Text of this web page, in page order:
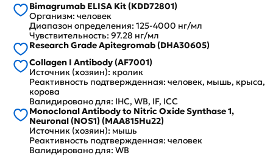
Bimagrumab ELISA Kit (KDD72801)
Организм: человек
Диапазон определения: 125-4000 нг/мл
Чувствительность: 97.28 нг/мл
Research Grade Apitegromab (DHA30605)
Collagen I Antibody (AF7001)
Источник (хозяин): кролик
Реактивность подтвержденная: человек, мышь, крыса,
корова
Валидировано для: IHC, WB, IF, ICC
Monoclonal Antibody to Nitric Oxide Synthase 1,
Neuronal (NOS1) (MAA815Hu22)
Источник (хозяин): мышь
Реактивность подтвержденная: человек
Валидировано для: WB